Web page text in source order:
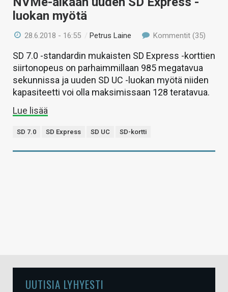
luokan myötä
28.6.2018 - 16:55 /Petrus Laine Kommentit (35)
SD 7.0 -standardin mukaisten SD Express -korttien
siirtonopeus on parhaimmillaan 985 megatavua
sekunnissa ja uuden SD UC -luokan myötä niiden
kapasiteetti voi olla maksimissaan 128 teratavua.
Lue lisää
SD 7.0 SD Express SD UC SD-kortti
UUTISIA LYHYESTI